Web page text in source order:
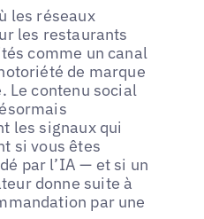
les réseaux
les restaurants
comme un canal
de marque
Le contenu social
les signaux qui
si vous êtes
par l’IA — et si un
donne suite à
par une